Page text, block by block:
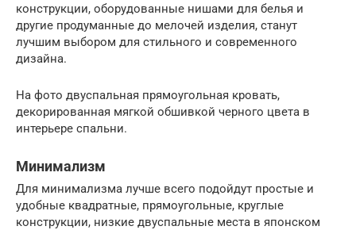
конструкции, оборудованные нишами для белья и
другие продуманные до мелочей изделия, станут
лучшим выбором для стильного и современного
дизайна.
На фото двуспальная прямоугольная кровать,
декорированная мягкой обшивкой черного цвета в
интерьере спальни.
Минимализм
Для минимализма лучше всего подойдут простые и
удобные квадратные, прямоугольные, круглые
конструкции, низкие двуспальные места в японском